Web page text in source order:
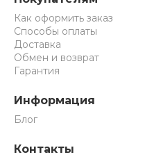
Как оформить заказ
Способы оплаты
Доставка
Обмен и возврат
Гарантия
Информация
Блог
Контакты